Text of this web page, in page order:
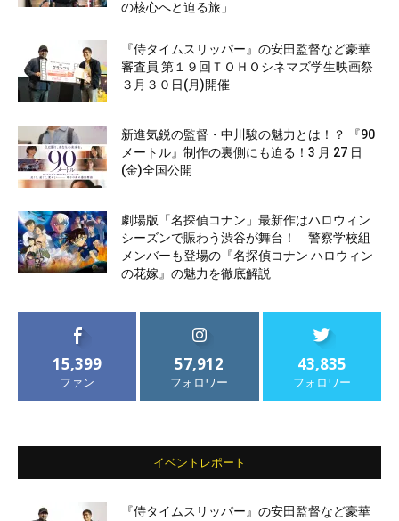
の核心へと迫る旅」
『侍タイムスリッパー』の安田監督など豪華
審査員 第１９回ＴＯＨＯシネマズ学生映画祭
３月３０日(月)開催
新進気鋭の監督・中川駿の魅力とは！？ 『90
メートル』制作の裏側にも迫る！3 月 27 日
(金)全国公開
劇場版「名探偵コナン」最新作はハロウィン
シーズンで賑わう渋谷が舞台！ 警察学校組
メンバーも登場の『名探偵コナン ハロウィン
の花嫁』の魅力を徹底解説
15,399
ファン
57,912
フォロワー
43,835
フォロワー
イベントレポート
『侍タイムスリッパー』の安田監督など豪華